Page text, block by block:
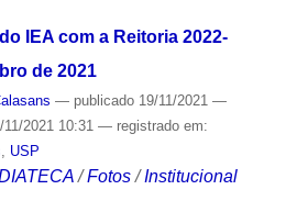
IEA com a Reitoria 2022-
de 2021
— publicado19/11/2021 —
2021 10:31 — registrado em:
USP
/Fotos /Institucional